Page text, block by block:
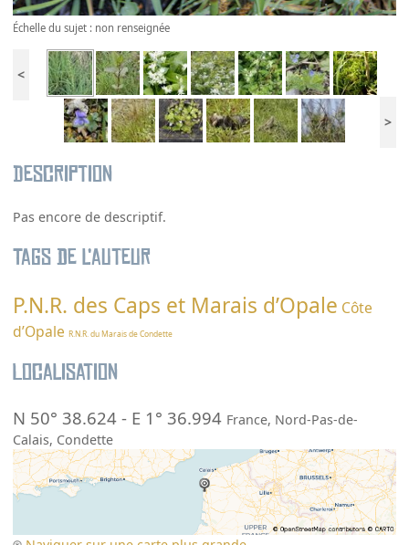
Échelle du sujet : non renseignée
<
>
Description
Pas encore de descriptif.
Tags de l’auteur
P.N.R. des Caps et Marais d’Opale Côte
d’Opale R.N.R. du Marais de Condette
Localisation
N 50° 38.624 - E 1° 36.994 France, Nord-Pas-de-
Calais, Condette